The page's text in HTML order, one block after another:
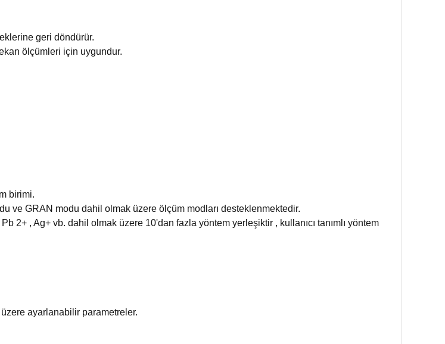
geri döndürür.
ölçümleri için uygundur.
birimi.
ve GRAN modu dahil olmak üzere ölçüm modları desteklenmektedir.
2+ , Ag+ vb. dahil olmak üzere 10'dan fazla yöntem yerleşiktir , kullanıcı tanımlı yöntem
ayarlanabilir parametreler.